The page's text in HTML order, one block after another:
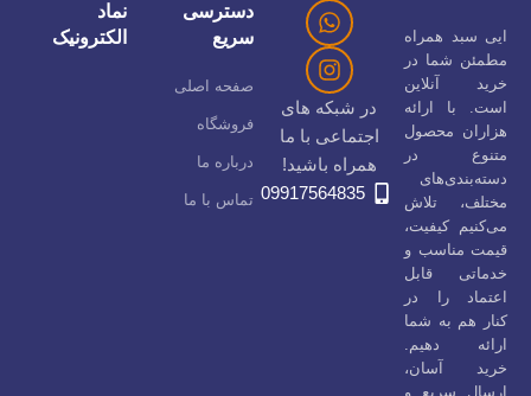
ایی سبد همراه
مطمئن شما در
خرید آنلاین
است. با ارائه
هزاران محصول
متنوع در
دسته‌بندی‌های
مختلف، تلاش
می‌کنیم کیفیت،
قیمت مناسب و
خدماتی قابل
اعتماد را در
کنار هم به شما
ارائه دهیم.
خرید آسان،
ارسال سریع و
در شبکه های
اجتماعی با ما
همراه باشید!
09917564835
دسترسی
سریع
صفحه اصلی
فروشگاه
درباره ما
تماس با ما
نماد
الکترونیک